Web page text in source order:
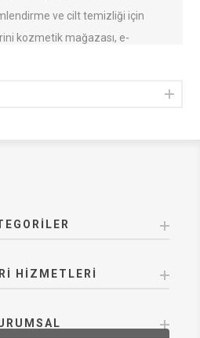
ve cilt temizliği için
kozmetik mağazası, e-
HIZMETLERI